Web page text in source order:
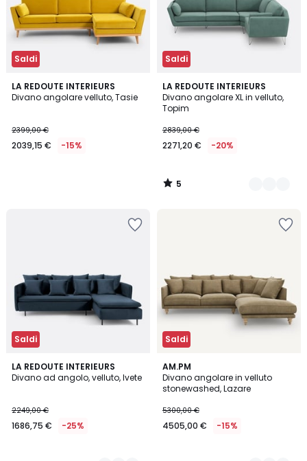
Saldi
LA REDOUTE INTERIEURS
Divano angolare velluto, Tasie
2399,00 €
2039,15 € -15%
Saldi
LA REDOUTE INTERIEURS
Divano angolare XL in velluto,
Topim
2839,00 €
2271,20 € -20%
5
/
5
6
Colori
5
/
Saldi
LA REDOUTE INTERIEURS
Divano ad angolo, velluto, Ivete
2249,00 €
1686,75 € -25%
4
Colori
Saldi
AM.PM
Divano angolare in velluto
stonewashed, Lazare
5300,00 €
4505,00 € -15%
3
Colori